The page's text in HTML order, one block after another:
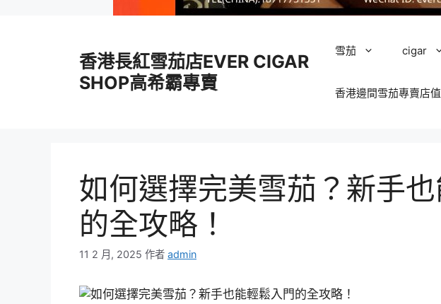
香港長紅雪茄店EVER CIGAR
SHOP高希霸專賣
雪茄 cigar
香港邊間雪茄專賣店
如何選擇完美雪茄？新手
的全攻略！
11 2 月, 2025 作者 admin